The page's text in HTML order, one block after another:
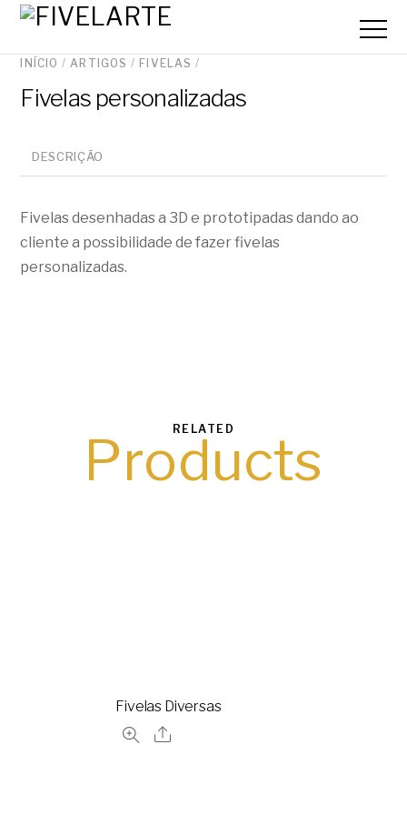
INÍCIO /ARTIGOS / FIVELAS /
Fivelas personalizadas
DESCRIÇÃO
Fivelas desenhadas a 3D e prototipadas dando ao
cliente a possibilidade de fazer fivelas
personalizadas.
RELATED
Products
Fivelas Diversas